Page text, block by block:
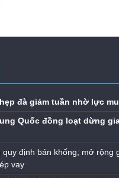
đà giảm tuần nhờ lực
Quốc đồng loạt dừng
định bán khống, mở rộng
vay